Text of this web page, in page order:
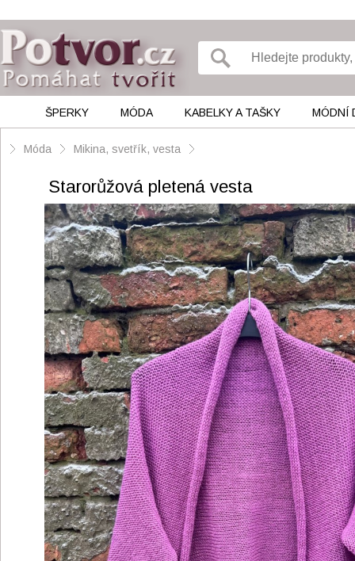
ŠPERKY MÓDA KABELKY A TAŠKY MÓDNÍ
Móda Mikina, svetřík, vesta
Starorůžová pletená vesta